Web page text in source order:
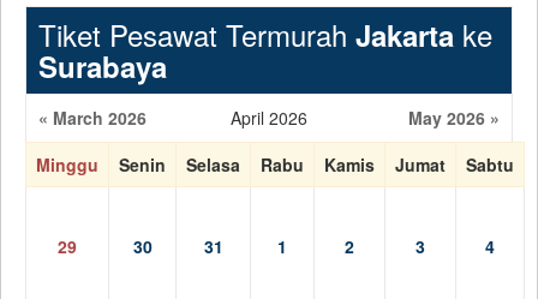
Tiket Pesawat Termurah Jakarta ke
Surabaya
« March 2026 April 2026
May 2026 »
Minggu
Senin Selasa Rabu Kamis Jumat Sabtu
29 30 31 1 2 3 4